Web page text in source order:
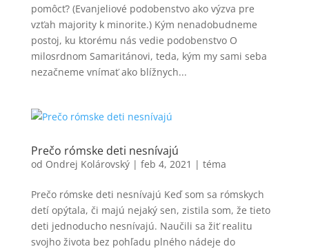
pomôcť? (Evanjeliové podobenstvo ako výzva pre
vzťah majority k minorite.) Kým nenadobudneme
postoj, ku ktorému nás vedie podobenstvo O
milosrdnom Samaritánovi, teda, kým my sami seba
nezačneme vnímať ako blížnych...
Prečo rómske deti nesnívajú
od Ondrej Kolárovský| feb 4, 2021 | téma
Prečo rómske deti nesnívajú Keď som sa rómskych
detí opýtala, či majú nejaký sen, zistila som, že tieto
deti jednoducho nesnívajú. Naučili sa žiť realitu
svojho života bez pohľadu plného nádeje do